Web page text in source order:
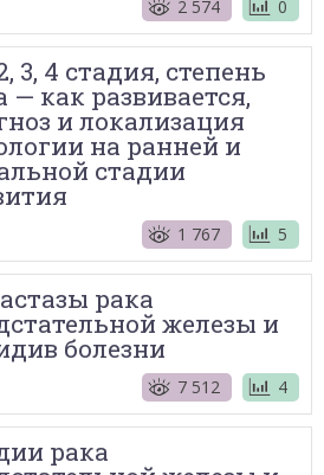
2 574 0
3, 4 стадия, степень
— как развивается,
и локализация
на ранней и
стадии
1 767 5
рака
железы и
болезни
7 512 4
рака